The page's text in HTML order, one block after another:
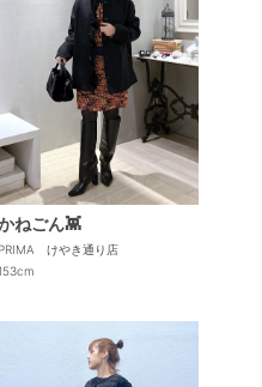
ねごん👾
PRIMA けやき通り店